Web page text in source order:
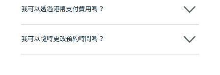
我可以透過港幣支付費用嗎？
可以。維港口腔會按照當日匯率轉算收取費用，而匯率會及時告知客人
我可以隨時更改預約時間嗎？
可以，請盡早通過wechat或whatsapp聯絡我們，告知我們你原本預約